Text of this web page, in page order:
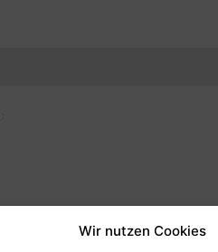
Wir nutzen Cookies